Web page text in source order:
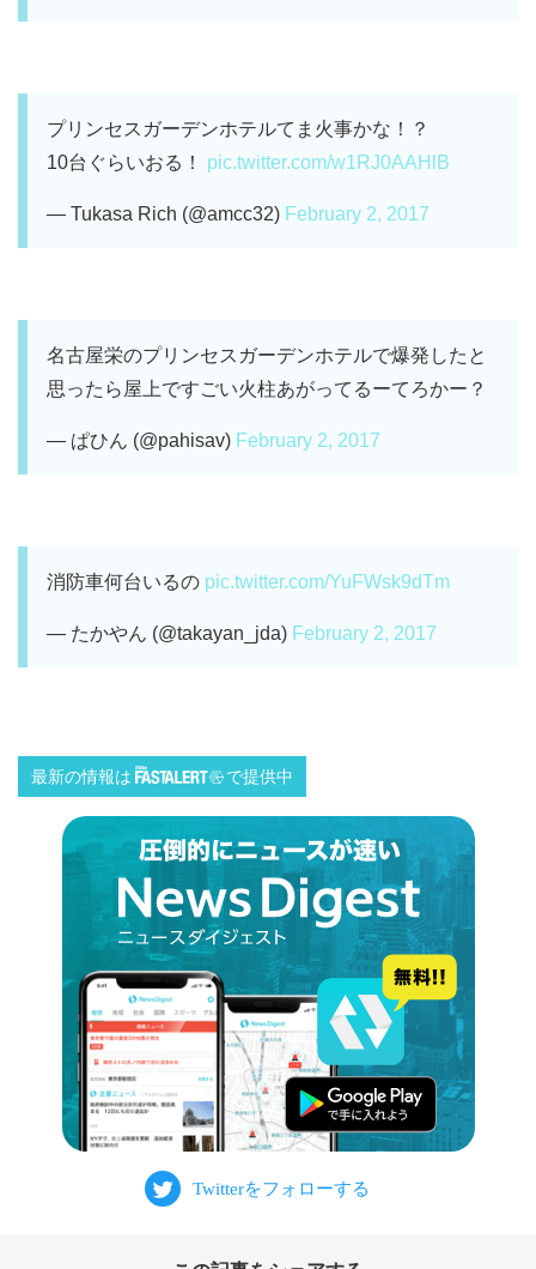
プリンセスガーデンホテルてま火事かな！？
10台ぐらいおる！ pic.twitter.com/w1RJ0AAHlB
— Tukasa Rich (@amcc32) February 2, 2017
名古屋栄のプリンセスガーデンホテルで爆発したと
思ったら屋上ですごい火柱あがってるーてろかー？
— ぱひん (@pahisav) February 2, 2017
消防車何台いるの pic.twitter.com/YuFWsk9dTm
— たかやん (@takayan_jda) February 2, 2017
最新の情報は で提供中